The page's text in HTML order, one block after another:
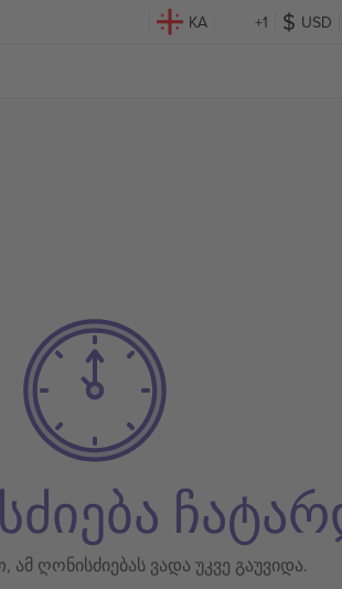
KA +1 USD
ამ ღონისძიებას ვადა უკვე გაუვიდა.